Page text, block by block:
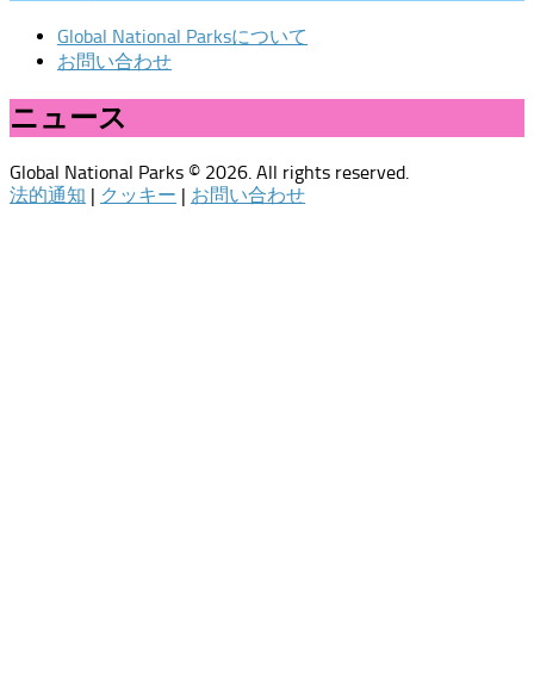
Global National Parksについて
お問い合わせ
ニュース
Global National Parks © 2026. All rights reserved.
法的通知 | クッキー | お問い合わせ